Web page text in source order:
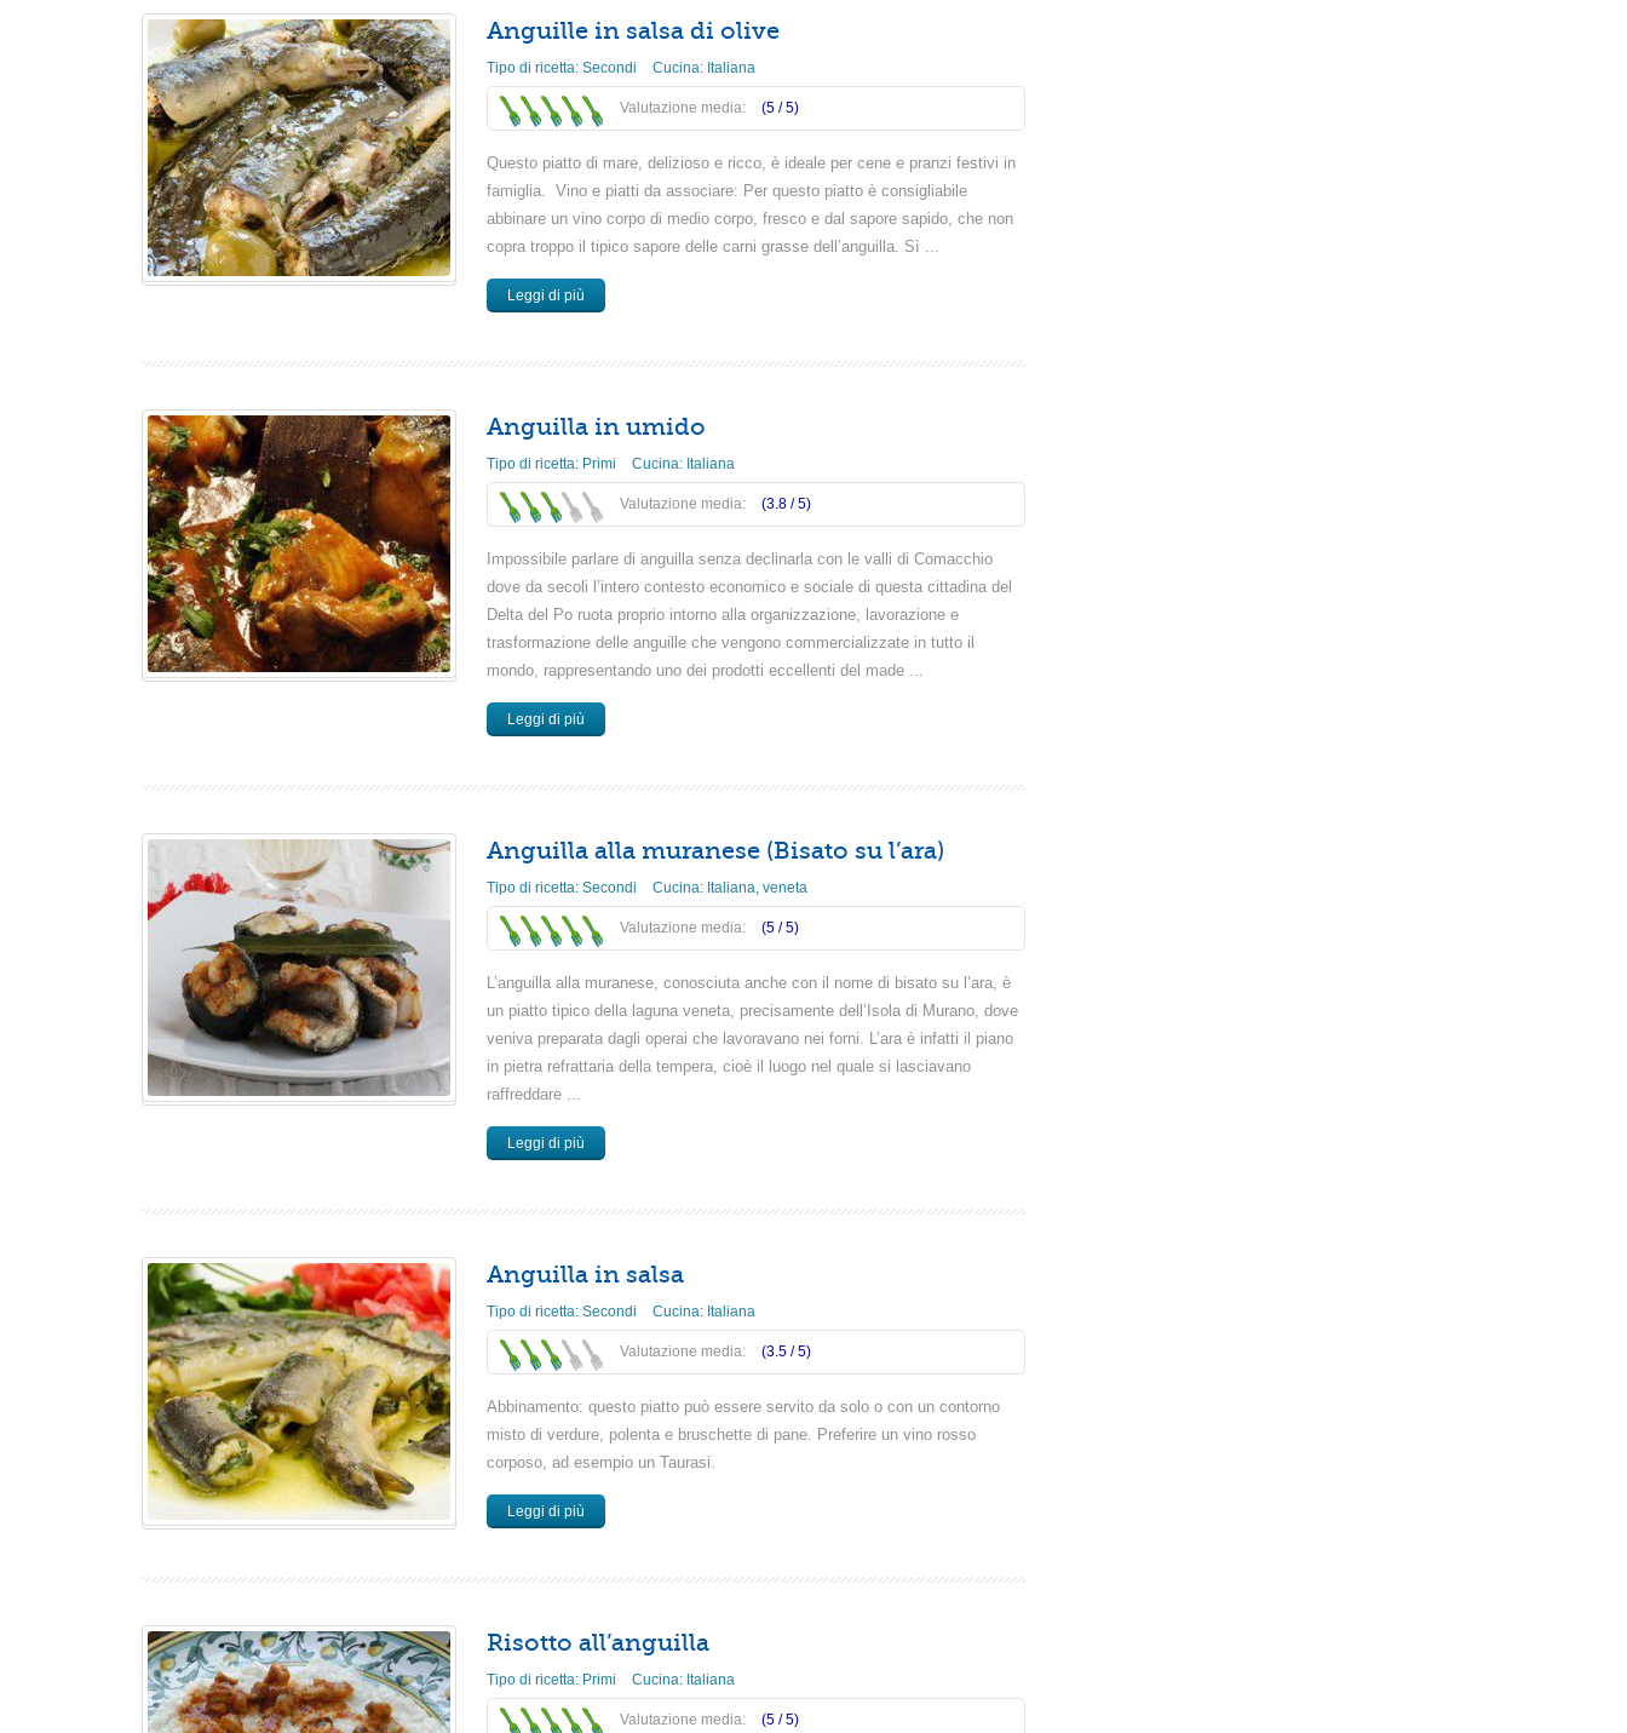
Anguille in salsa di olive
Tipo di ricetta: Secondi Cucina: Italiana
Valutazione media: (5 /5)
Questo piatto di mare, delizioso e ricco, è ideale per cene e pranzi festivi in
famiglia. Vino e piatti da associare: Per questo piatto è consigliabile
abbinare un vino corpo di medio corpo, fresco e dal sapore sapido, che non
copra troppo il tipico sapore delle carni grasse dell’anguilla. Sì ...
Leggi di più
Anguilla in umido
Tipo di ricetta: Primi Cucina: Italiana
Valutazione media: (3.8 /5)
Impossibile parlare di anguilla senza declinarla con le valli di Comacchio
dove da secoli l’intero contesto economico e sociale di questa cittadina del
Delta del Po ruota proprio intorno alla organizzazione, lavorazione e
trasformazione delle anguille che vengono commercializzate in tutto il
mondo, rappresentando uno dei prodotti eccellenti del made ...
Leggi di più
Anguilla alla muranese (Bisato su l’ara)
Tipo di ricetta: Secondi Cucina: Italiana, veneta
Valutazione media: (5 /5)
L’anguilla alla muranese, conosciuta anche con il nome di bisato su l’ara, è
un piatto tipico della laguna veneta, precisamente dell’Isola di Murano, dove
veniva preparata dagli operai che lavoravano nei forni. L’ara è infatti il piano
in pietra refrattaria della tempera, cioè il luogo nel quale si lasciavano
raffreddare ...
Leggi di più
Anguilla in salsa
Tipo di ricetta: Secondi Cucina: Italiana
Valutazione media: (3.5 /5)
Abbinamento: questo piatto può essere servito da solo o con un contorno
misto di verdure, polenta e bruschette di pane. Preferire un vino rosso
corposo, ad esempio un Taurasi.
Leggi di più
Risotto all’anguilla
Tipo di ricetta: Primi Cucina: Italiana
Valutazione media: (5 /5)